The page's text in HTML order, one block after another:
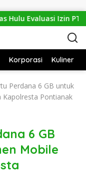
Evaluasi Izin PT
Korporasi Kuliner
Perdana 6 GB untuk
Kapolresta Pontianak
6 GB
Mobile